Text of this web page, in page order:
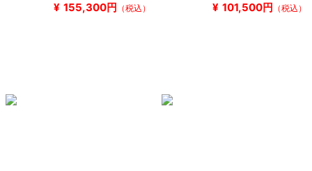
¥ 155,300円 （税込） ¥ 101,500円 （税込）